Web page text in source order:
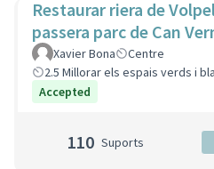
Restaurar riera de
passera parc de Can
Xavier Bona
Centre
2.5 Millorar els espais verds i
Accepted
110 Suports